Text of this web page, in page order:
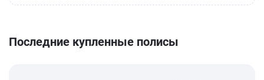
Последние купленные полисы